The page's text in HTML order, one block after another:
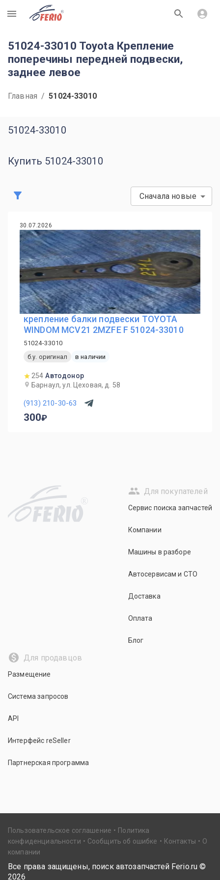
R
51024-33010 Toyota Крепление
поперечины передней подвески,
заднее левое
Главная / 51024-33010
51024-33010
Купить 51024-33010
Сначала новые
30.07.2026
крепление балки подвески TOYOTA
WINDOM MCV21 2MZFE F 51024-33010
51024-33010
б.у. оригинал
в наличии
254 Автодонор
Барнаул, ул. Цеховая, д. 58
(913) 210-30-63
300
R
Для покупателей
Сервис поиска запчастей
Компании
Машины в разборе
Автосервисам и СТО
Доставка
Оплата
Блог
Для продавцов
Размещение
Система запросов
API
Интерфейс reSeller
Партнерская программа
Пользовательское соглашение
Политика
конфиденциальности
Сообщить об ошибке Контакты
О
компании
Все права защищены, поиск автозапчастей Ferio.ru ©
2026